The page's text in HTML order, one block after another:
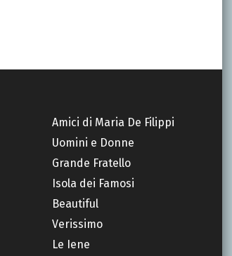
Amici di Maria De Filippi
Uomini e Donne
Grande Fratello
Isola dei Famosi
Beautiful
Verissimo
Le Iene